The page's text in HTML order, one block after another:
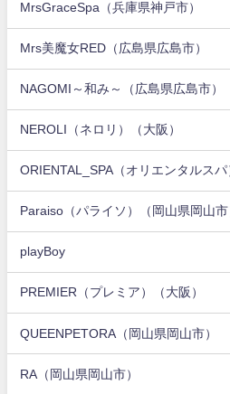
MrsGraceSpa（兵庫県神戸市）
Mrs美魔女RED（広島県広島市）
NAGOMI～和み～（広島県広島市）
NEROLI（ネロリ）（大阪）
ORIENTAL_SPA（オリエンタルスパ
Paraiso（パライソ）（岡山県岡山市
playBoy
PREMIER（プレミア）（大阪）
QUEENPETORA（岡山県岡山市）
RA（岡山県岡山市）